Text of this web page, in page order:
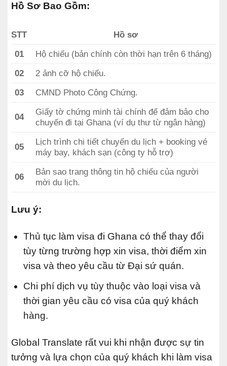
Hồ Sơ Bao Gồm:
STT
Hồ sơ
01
Hộ chiếu (bản chính còn thời hạn trên 6 tháng)
02
2 ảnh cỡ hộ chiếu.
03
CMND Photo Công Chứng.
04
Giấy tờ chứng minh tài chính để đảm bảo cho
chuyến đi tại Ghana (ví dụ thư từ ngân hàng)
05
Lịch trình chi tiết chuyến du lịch + booking vé
máy bay, khách sạn (công ty hỗ trợ)
06
Bản sao trang thông tin hộ chiếu của người
mời du lịch.
Lưu ý:
Thủ tục làm visa đi Ghana có thể thay đổi
tùy từng trường hợp xin visa, thời điểm xin
visa và theo yêu cầu từ Đại sứ quán.
Chi phí dịch vụ tùy thuộc vào loại visa và
thời gian yêu cầu có visa của quý khách
hàng.
Global Translate rất vui khi nhận được sự tin
tưởng và lựa chọn của quý khách khi làm visa